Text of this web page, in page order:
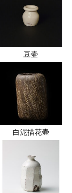
豆壷
白泥描花壷